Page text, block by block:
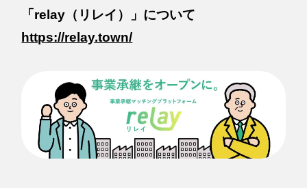
「relay（リレイ）」について
https://relay.town/